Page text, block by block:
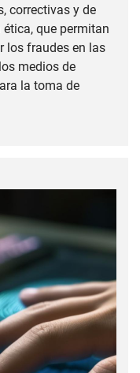
correctivas y de
que permitan
los fraudes en las
medios de
la toma de